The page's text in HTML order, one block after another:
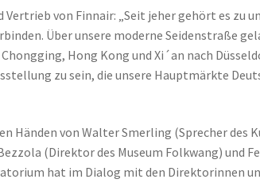
von Finnair: „Seit jeher gehört es zu
Über unsere moderne Seidenstraße
Hong Kong und Xi´an nach
zu sein, die unsere Hauptmärkte
Händen von Walter Smerling (Sprecher des
(Direktor des Museum Folkwang) und
hat im Dialog mit den Direktorinnen